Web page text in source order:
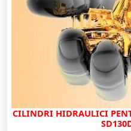
CILINDRI HIDRAULICI